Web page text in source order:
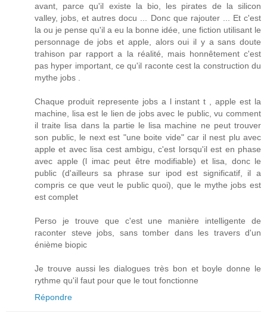
avant, parce qu'il existe la bio, les pirates de la silicon
valley, jobs, et autres docu ... Donc que rajouter ... Et c'est
la ou je pense qu'il a eu la bonne idée, une fiction utilisant le
personnage de jobs et apple, alors oui il y a sans doute
trahison par rapport a la réalité, mais honnêtement c'est
pas hyper important, ce qu'il raconte cest la construction du
mythe jobs .
Chaque produit represente jobs a l instant t , apple est la
machine, lisa est le lien de jobs avec le public, vu comment
il traite lisa dans la partie le lisa machine ne peut trouver
son public, le next est "une boite vide" car il nest plu avec
apple et avec lisa cest ambigu, c'est lorsqu'il est en phase
avec apple (l imac peut être modifiable) et lisa, donc le
public (d'ailleurs sa phrase sur ipod est significatif, il a
compris ce que veut le public quoi), que le mythe jobs est
est complet
Perso je trouve que c'est une manière intelligente de
raconter steve jobs, sans tomber dans les travers d'un
énième biopic
Je trouve aussi les dialogues très bon et boyle donne le
rythme qu'il faut pour que le tout fonctionne
Répondre